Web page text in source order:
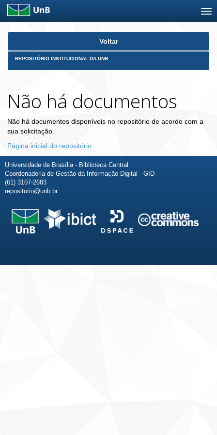
Skip
Voltar
REPOSITÓRIO INSTITUCIONAL DA UNB
Não há documentos
Não há documentos disponíveis no repositório de acordo com a
sua solicitação.
Página inicial do repositório
Universidade de Brasília - Biblioteca Central
Coordenadoria de Gestão da Informação Digital - GID
(61) 3107-2683
repositorio@unb.br